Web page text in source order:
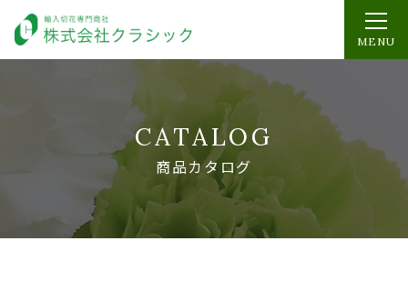
MENU
CATALOG
商品カタログ